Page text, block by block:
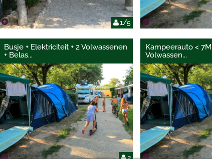
1/5
2
Busje + Elektriciteit + 2 Volwassenen
+ Belas...
Kampeerauto <
Volwassen...